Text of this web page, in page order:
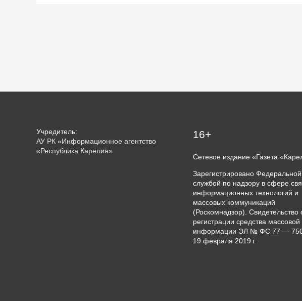
Учредитель:
АУ РК «Информационное агентство
«Республика Карелия»
16+
Сетевое издание «Газета
Зарегистрировано Федеральной
службой по надзору в сфере
информационных технологий и
массовых коммуникаций
(Роскомнадзор). Свидетельство
регистрации средства массовой
информации ЭЛ № ФС 77 —
19 февраля 2019 г.